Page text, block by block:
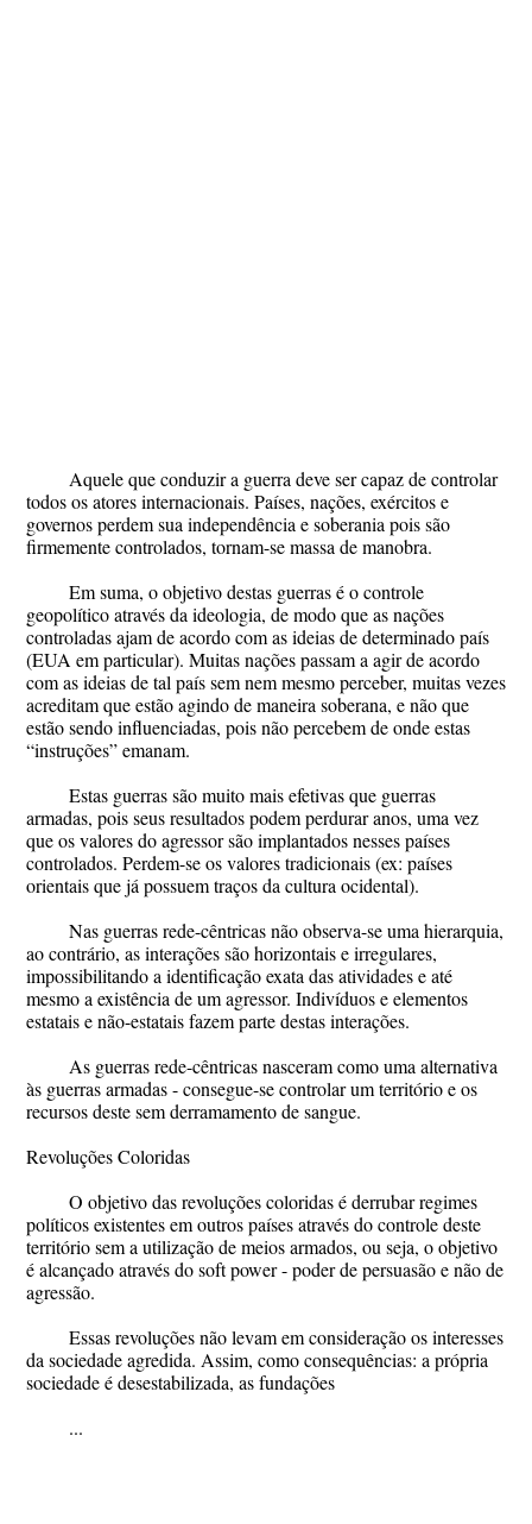
​Aquele que conduzir a guerra deve ser capaz de controlar
todos os atores internacionais. Países, nações, exércitos e
governos perdem sua independência e soberania pois são
firmemente controlados, tornam-se massa de manobra.
​Em suma, o objetivo destas guerras é o controle
geopolítico através da ideologia, de modo que as nações
controladas ajam de acordo com as ideias de determinado país
(EUA em particular). Muitas nações passam a agir de acordo
com as ideias de tal país sem nem mesmo perceber, muitas vezes
acreditam que estão agindo de maneira soberana, e não que
estão sendo influenciadas, pois não percebem de onde estas
“instruções” emanam.
​Estas guerras são muito mais efetivas que guerras
armadas, pois seus resultados podem perdurar anos, uma vez
que os valores do agressor são implantados nesses países
controlados. Perdem-se os valores tradicionais (ex: países
orientais que já possuem traços da cultura ocidental).
​Nas guerras rede-cêntricas não observa-se uma hierarquia,
ao contrário, as interações são horizontais e irregulares,
impossibilitando a identificação exata das atividades e até
mesmo a existência de um agressor. Indivíduos e elementos
estatais e não-estatais fazem parte destas interações.​
​As guerras rede-cêntricas nasceram como uma alternativa
às guerras armadas - consegue-se controlar um território e os
recursos deste sem derramamento de sangue.
Revoluções Coloridas
​O objetivo das revoluções coloridas é derrubar regimes
políticos existentes em outros países através do controle deste
território sem a utilização de meios armados, ou seja, o objetivo
é alcançado através do soft power - poder de persuasão e não de
agressão.
​Essas revoluções não levam em consideração os interesses
da sociedade agredida. Assim, como consequências: a própria
sociedade é desestabilizada, as fundações
...